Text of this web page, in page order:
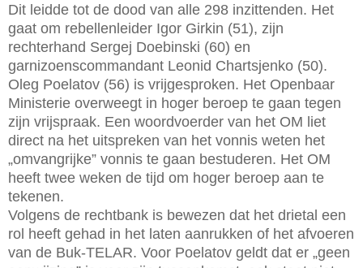
Dit leidde tot de dood van alle 298 inzittenden. Het
gaat om rebellenleider Igor Girkin (51), zijn
rechterhand Sergej Doebinski (60) en
garnizoenscommandant Leonid Chartsjenko (50).
Oleg Poelatov (56) is vrijgesproken. Het Openbaar
Ministerie overweegt in hoger beroep te gaan tegen
zijn vrijspraak. Een woordvoerder van het OM liet
direct na het uitspreken van het vonnis weten het
„omvangrijke” vonnis te gaan bestuderen. Het OM
heeft twee weken de tijd om hoger beroep aan te
tekenen.
Volgens de rechtbank is bewezen dat het drietal een
rol heeft gehad in het laten aanrukken of het afvoeren
van de Buk-TELAR. Voor Poelatov geldt dat er „geen